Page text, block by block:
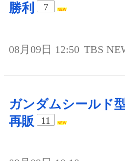
勝利
7
08月09日 12:50 TBS
ガンダムシールド
再販
11